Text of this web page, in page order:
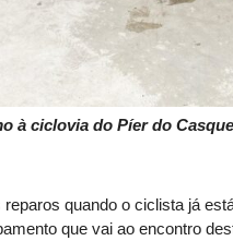
à ciclovia do Píer do
quando o ciclista já
que vai ao encontro